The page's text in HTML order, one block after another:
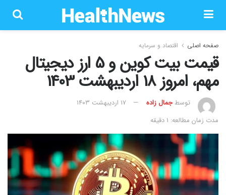
صفحه اصلی اقتصاد و سرمایه
​قیمت بیت کوین و 5 ارز دیجیتال
مهم، امروز 18 اردیبهشت 1403
توسطجمال زاده
۱۷ اردیبهشت ۱۴۰۳
مدت زمان مطالعه: 1 دقیقه